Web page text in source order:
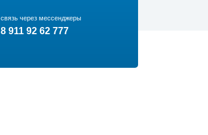
связь через мессенджеры
8 911 92 62 777